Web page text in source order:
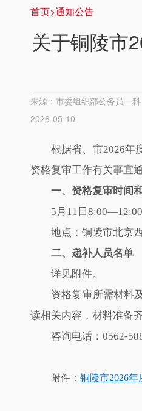
首页>通知公告
关于铜陵市
来源：市委组织部公务员一科
2026-05-10
根据省、市2026年
资格复审工作有关事宜
一、资格复审时间
5月11日8:00—12:00
地点：铜陵市北京
二、递补人员名单
详见附件。
资格复审所需材料
读相关内容，材料准备
咨询电话：0562-
附件： 铜陵市2026